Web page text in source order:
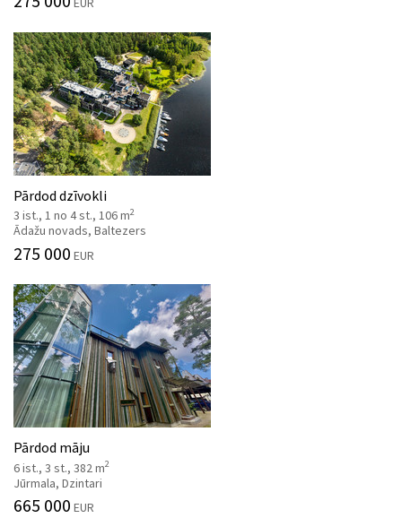
Pārdod dzīvokli
3 ist., 1 no 4 st., 106 m2
Ādažu novads, Baltezers
275 000 EUR
Pārdod māju
6 ist., 3 st., 382 m2
Jūrmala, Dzintari
665 000 EUR